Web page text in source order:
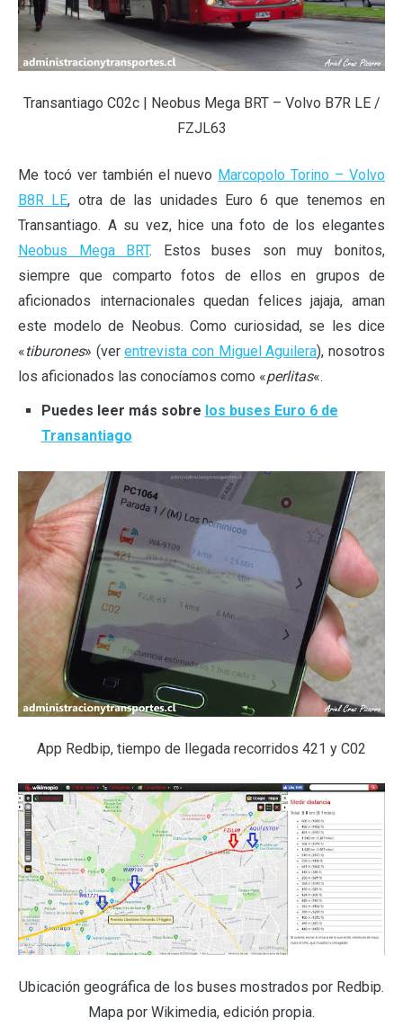
Transantiago C02c | Neobus Mega BRT – Volvo B7R LE /
FZJL63
Me tocó ver también el nuevo Marcopolo Torino – Volvo
B8R LE, otra de las unidades Euro 6 que tenemos en
Transantiago. A su vez, hice una foto de los elegantes
Neobus Mega BRT. Estos buses son muy bonitos,
siempre que comparto fotos de ellos en grupos de
aficionados internacionales quedan felices jajaja, aman
este modelo de Neobus. Como curiosidad, se les dice
«tiburones» (verentrevista con Miguel Aguilera), nosotros
los aficionados las conocíamos como «perlitas«.
Puedes leer más sobre los buses Euro 6 de
Transantiago
App Redbip, tiempo de llegada recorridos 421 y C02
Ubicación geográfica de los buses mostrados por Redbip.
Mapa por Wikimedia, edición propia.